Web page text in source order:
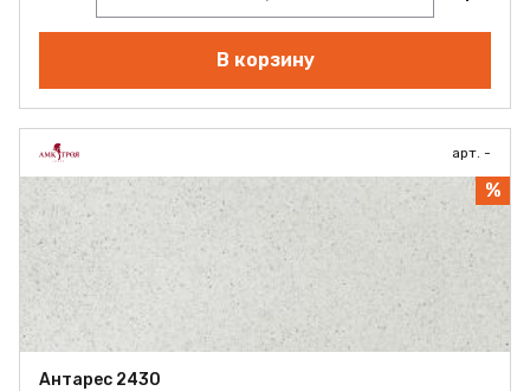
В корзину
арт. -
%
Антарес 2430